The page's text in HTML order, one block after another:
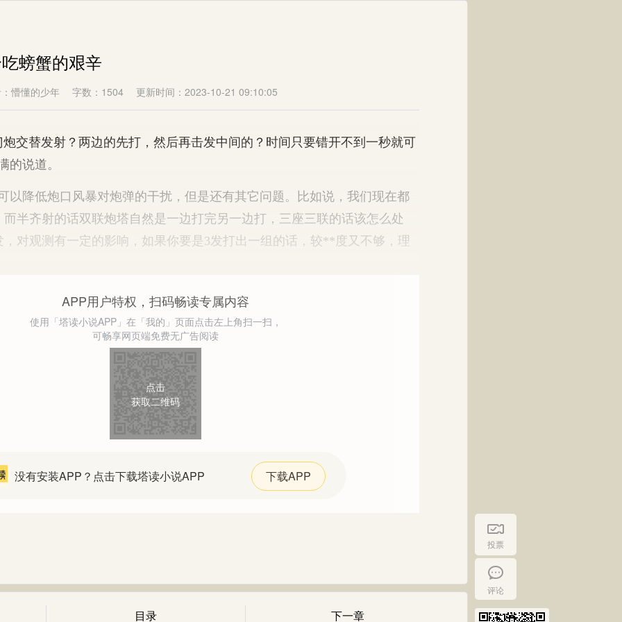
投票
评论
螃蟹的艰辛
懵懂的少年 字数：1504 更新时间：2023-10-21 09:10:05
替发射？两边的先打，然后再击发中间的？时间只要错开不到一秒就可
的说道。
低炮口风暴对炮弹的干扰，但是还有其它问题。比如说，我们现在都
半齐射的话双联炮塔自然是一边打完另一边打，三座三联的话该怎么处
，对观测有一定的影响，如果你要是3发打出一组的话，较**度又不够，理
APP用户特权，扫码畅读专属内容
使用「塔读小说APP」在「我的」页面点击左上角扫一扫，
可畅享网页端免费无广告阅读
点击
获取二维码
没有安装APP？点击下载塔读小说APP 下载APP
目录 下一章